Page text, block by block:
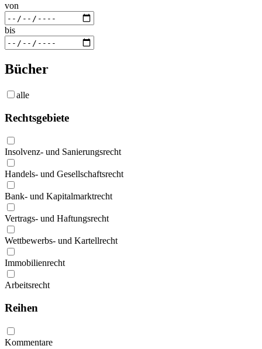
von
bis
Bücher
alle
Rechtsgebiete
Insolvenz- und Sanierungsrecht
Handels- und Gesellschaftsrecht
Bank- und Kapitalmarktrecht
Vertrags- und Haftungsrecht
Wettbewerbs- und Kartellrecht
Immobilienrecht
Arbeitsrecht
Reihen
Kommentare